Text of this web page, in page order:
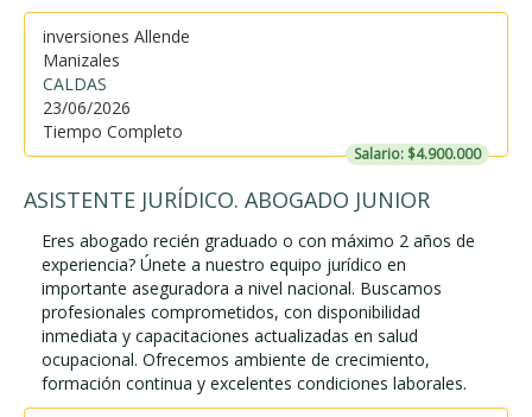
inversiones Allende
Manizales
CALDAS
23/06/2026
Tiempo Completo
Salario: $4.900.000
ASISTENTE JURÍDICO. ABOGADO JUNIOR
Eres abogado recién graduado o con máximo 2 años de
experiencia? Únete a nuestro equipo jurídico en
importante aseguradora a nivel nacional. Buscamos
profesionales comprometidos, con disponibilidad
inmediata y capacitaciones actualizadas en salud
ocupacional. Ofrecemos ambiente de crecimiento,
formación continua y excelentes condiciones laborales.